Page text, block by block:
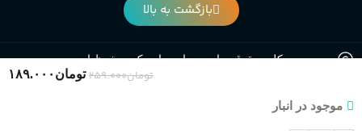
تومان۲۵۹.۰۰۰ تومان ۱۸۹.۰۰۰
موجود در انبار
بازگشت به بالا
کلیه حقوق برای وبسایت پاپروک محفوظ است.